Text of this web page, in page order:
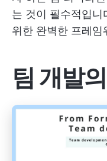
는 것이 필수적입
위한 완벽한 프레
팀 개발